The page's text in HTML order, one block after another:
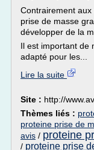
Contrairement
prise de masse
développer de la
Il est important de
adapté pour les...
Lire la suite
Site : http://
Thèmes liés :
proteine prise de
avis / proteine
/ proteine prise